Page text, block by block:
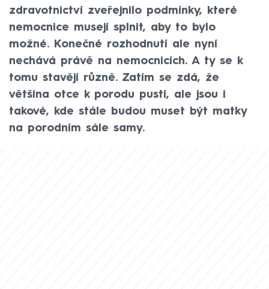
zdravotnictví zveřejnilo podmínky, které
nemocnice musejí splnit, aby to bylo
možné. Konečné rozhodnutí ale nyní
nechává právě na nemocnicích. A ty se k
tomu stavějí různě. Zatím se zdá, že
většina otce k porodu pustí, ale jsou i
takové, kde stále budou muset být matky
na porodním sále samy.